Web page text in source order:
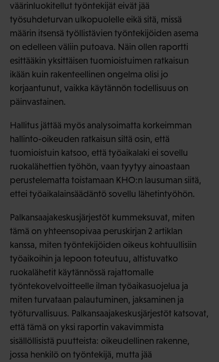
väärinluokitellut työntekijät eivät jää
työsuhdeturvan ulkopuolelle eikä sitä, missä
määrin itsensä työllistävien työntekijöiden asema
on edelleen väliin putoava. Näin ollen raportti
esittääkin yksittäisen tuomioistuimen ratkaisun
ikään kuin rakenteellinen ongelma olisi jo
korjaantunut, vaikka käytännön todellisuus on
päinvastainen.
Hallitus jättää myös analysoimatta korkeimman
hallinto-oikeuden ratkaisun siltä osin, että
tuomioistuin katsoo, että työaikalaki ei sovellu
ruokalähettien työhön, vaan tyytyy ainoastaan
perustelematta toistamaan KHO:n lausuman siitä,
ettei työaikalainsäädäntö sovellu lähetintyöhön.
Palkansaajakeskusjärjestöt kummeksuvat, miten
tämä on yhteensopivaa peruskirjan 2 artiklan
kanssa, miten työntekijöiden oikeus kohtuullisiin
työaikoihin ja lepoon toteutuu, altistuvatko
ruokalähetit käytännössä rajattomalle
työntekovelvoitteelle ilman työaikasuojelua ja
miten turvataan palautuminen, jaksaminen ja
työturvallisuus. Palkansaajakeskusjärjestöt katsovat,
että tämä on yksi raportin vakavimmista
sisällöllisistä puutteista: oikeudellinen rakenne,
jossa henkilö on työntekijä, mutta jää